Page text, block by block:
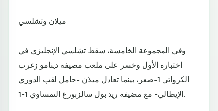
ميلان وتشلسي
وفي المجموعة الخامسة، سقط تشلسي الإنجليزي في
اختباره الأول وخسر على ملعب مضيفه دينامو زغرب
الكرواتي 1-صفر، بينما تعادل ميلان -حامل لقب الدوري
الإيطالي- مع مضيفه ريد بول سالزبورغ النمساوي 1-1.